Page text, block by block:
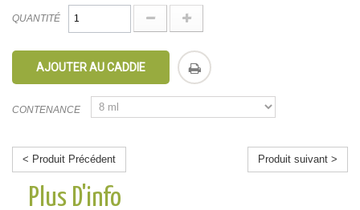
QUANTITÉ
AJOUTER AU CADDIE
CONTENANCE
< Produit Précédent Produit suivant >
Plus D'info